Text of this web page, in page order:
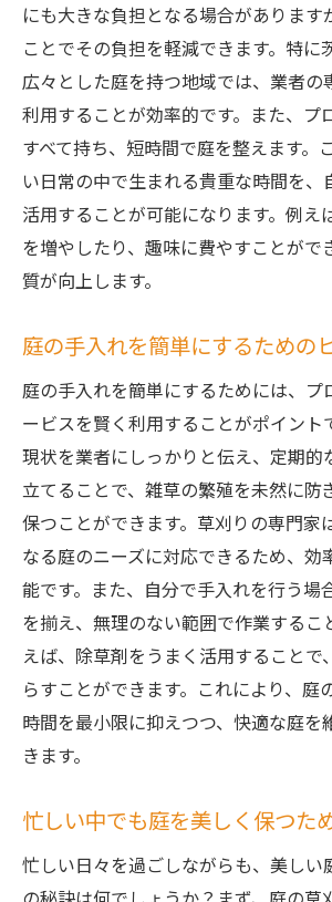
にも大きな負担となる場合があります
ことでその負担を軽減できます。特に
広々とした庭を持つ地域では、業者の
利用することが効率的です。また、プ
すべて持ち、短時間で庭を整えます。
い日常の中で生まれる貴重な時間を、
活用することが可能になります。例え
を増やしたり、趣味に費やすことがで
質が向上します。
庭の手入れを簡単にするための
庭の手入れを簡単にするためには、プ
ービスを賢く利用することがポイント
現状を業者にしっかりと伝え、定期的
立てることで、雑草の繁殖を未然に防
保つことができます。草刈りの専門家
なる庭のニーズに対応できるため、効
能です。また、自分で手入れを行う場
を揃え、無理のない範囲で作業するこ
えば、除草剤をうまく活用することで
らすことができます。これにより、庭
時間を最小限に抑えつつ、快適な庭を
きます。
忙しい中でも庭を美しく保つた
忙しい日々を過ごしながらも、美しい